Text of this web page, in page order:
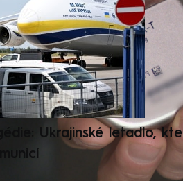
Ukrajinské letadlo,